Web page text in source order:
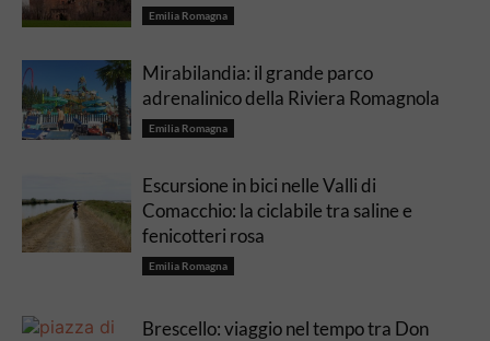
Emilia Romagna
Mirabilandia: il grande parco
adrenalinico della Riviera Romagnola
Emilia Romagna
Escursione in bici nelle Valli di
Comacchio: la ciclabile tra saline e
fenicotteri rosa
Emilia Romagna
Brescello: viaggio nel tempo tra Don